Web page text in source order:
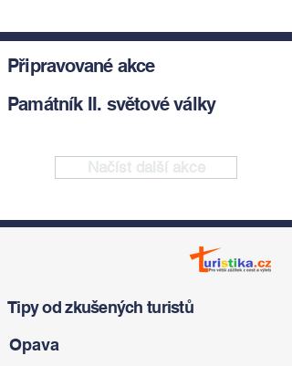
Připravované akce
Památník II. světové války
Načíst další akce
Tipy od zkušených turistů
Opava